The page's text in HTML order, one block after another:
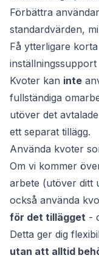
Förbättra
standardvärden,
Få ytterligare
inställningssupport
Kvoter kan inte
fullständiga
utöver det
ett separat tillägg.
Använda kvoter
Om vi kommer
arbete (utöver ditt
också använda
för det tillägget -
Detta ger dig
utan att alltid